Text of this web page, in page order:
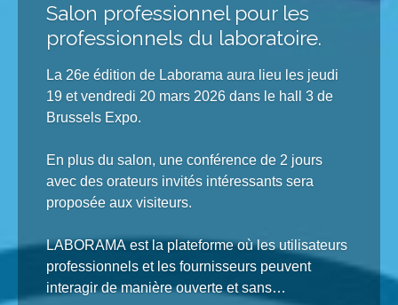
Salon professionnel pour les
professionnels du laboratoire.
La 26e édition de Laborama aura lieu les jeudi
19 et vendredi 20 mars 2026 dans le hall 3 de
Brussels Expo.
En plus du salon, une conférence de 2 jours
avec des orateurs invités intéressants sera
proposée aux visiteurs.
LABORAMA est la plateforme où les utilisateurs
professionnels et les fournisseurs peuvent
interagir de manière ouverte et sans